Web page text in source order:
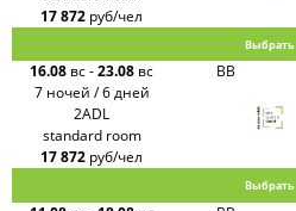
17 872 руб/чел
Выбрать
16.08 вс-23.08 вс
7 ночей / 6 дней
BB
2ADL
standard room
17 872 руб/чел
Выбрать